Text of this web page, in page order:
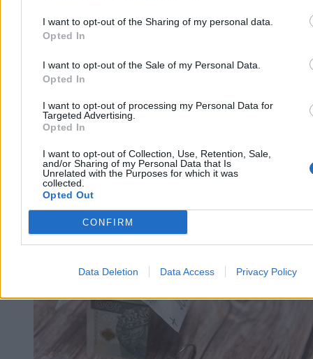
I want to opt-out of the Sharing of my personal data.
Opted In
I want to opt-out of the Sale of my Personal Data.
Opted In
I want to opt-out of processing my Personal Data for
Targeted Advertising.
Opted In
I want to opt-out of Collection, Use, Retention, Sale,
and/or Sharing of my Personal Data that Is
Unrelated with the Purposes for which it was
collected.
Opted Out
CONFIRM
Data Deletion Data Access Privacy Policy
Źródło:Zero.pl
Adam Glapiński
Zobacz również